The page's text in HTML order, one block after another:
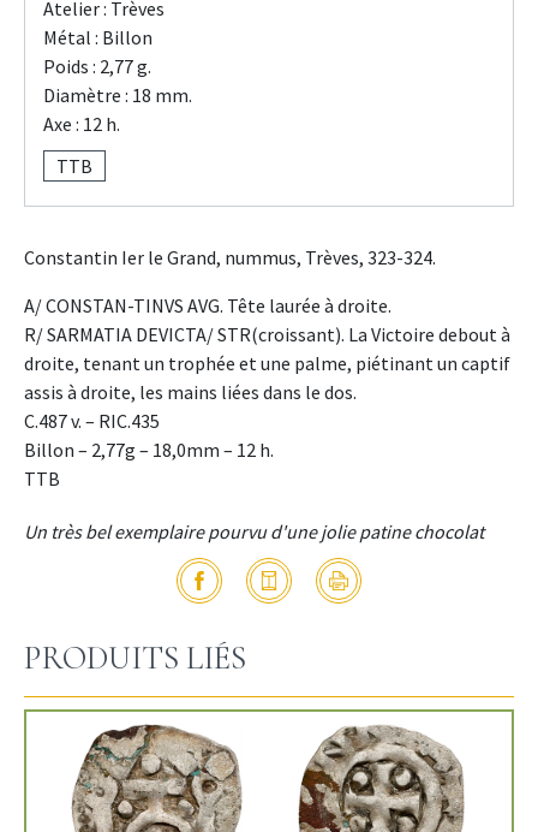
Atelier : Trèves
Métal : Billon
Poids : 2,77 g.
Diamètre : 18 mm.
Axe : 12 h.
TTB
Constantin Ier le Grand, nummus, Trèves, 323-324.
A/ CONSTAN-TINVS AVG. Tête laurée à droite.
R/ SARMATIA DEVICTA/ STR(croissant). La Victoire debout à
droite, tenant un trophée et une palme, piétinant un captif
assis à droite, les mains liées dans le dos.
C.487 v. – RIC.435
Billon – 2,77g – 18,0mm – 12 h.
TTB
Un très bel exemplaire pourvu d'une jolie patine chocolat
PRODUITS LIÉS